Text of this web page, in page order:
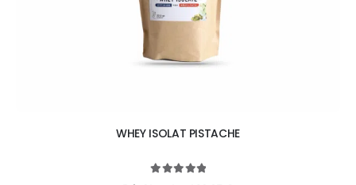
WHEY ISOLAT PISTACHE